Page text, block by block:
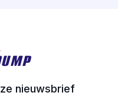
geen plastic meer
de beste prijs
nieuwsbrief